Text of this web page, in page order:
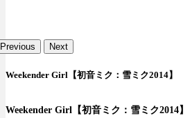
Previous Next
Weekender Girl【初音ミク：雪ミク2014】
Weekender Girl【初音ミク：雪ミク2014】